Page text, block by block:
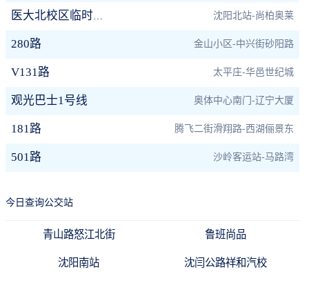
医大北校区临时专线 沈阳北站-尚柏奥莱
280路 金山小区-中兴街砂阳路
V131路 太平庄-华邑世纪城
观光巴士1号线 奥体中心南门-辽宁大厦
181路 腾飞二街滑翔路-西湖俪景东
501路 沙岭客运站-马路湾
今日查询公交站
青山路怒江北街 鲁班尚品
沈阳南站 沈闫公路祥和汽校